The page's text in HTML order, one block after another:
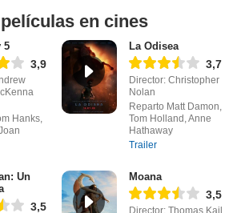
en cines
5
3,9
Hanks,
La Odisea
3,7
Director: Christopher
Nolan
Reparto Matt Damon,
Tom Holland, Anne
Hathaway
Trailer
Un
3,5
Moana
3,5
Director: Thomas Kail